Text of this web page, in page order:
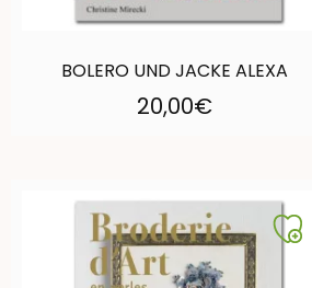
BOLERO UND JACKE ALEXA
20,00€